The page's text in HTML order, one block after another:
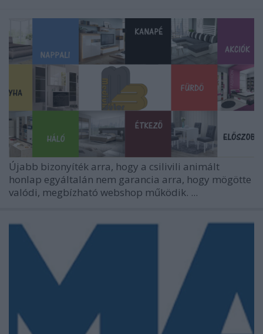
Újabb bizonyíték arra, hogy a csilivili animált
honlap egyáltalán nem garancia arra, hogy mögötte
valódi, megbízható webshop működik. ...